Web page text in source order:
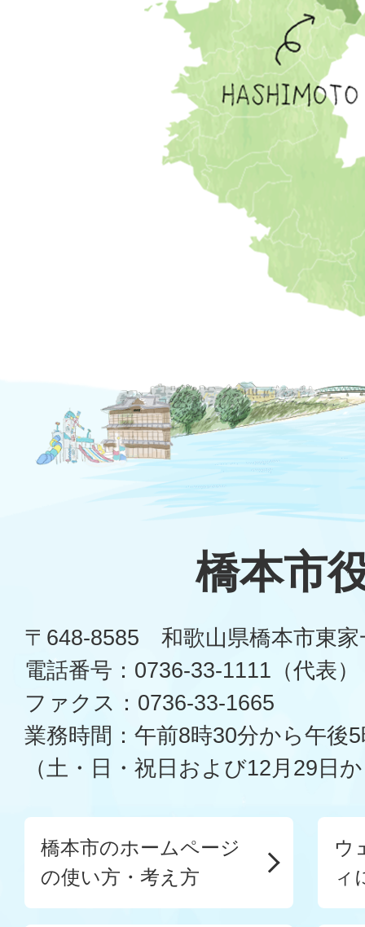
橋本市
〒648-8585 和歌山県橋本市東家
電話番号：0736-33-1111（代表）
ファクス：0736-33-1665
業務時間：午前8時30分から午後
（土・日・祝日および12月29日
橋本市のホームページ
の使い方・考え方
ウ
ィ